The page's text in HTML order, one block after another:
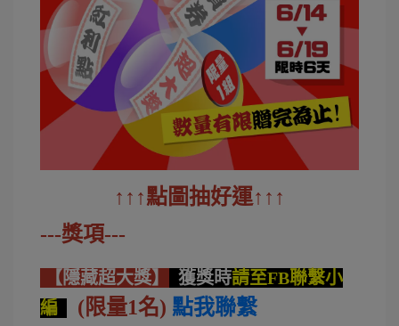
↑↑↑點圖抽好運↑↑↑
---獎項---
【隱藏超大獎】 獲獎時請至FB聯繫小
編
(限量1名) 點我聯繫